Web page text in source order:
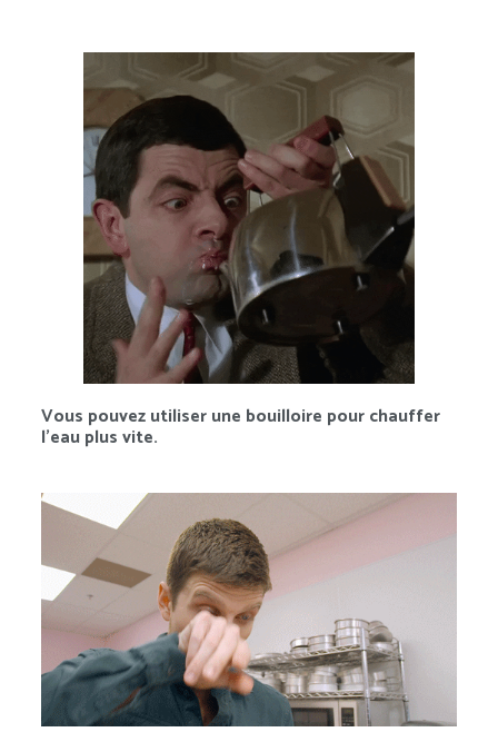
Vous pouvez utiliser une bouilloire pour chauffer
l’eau plus vite.